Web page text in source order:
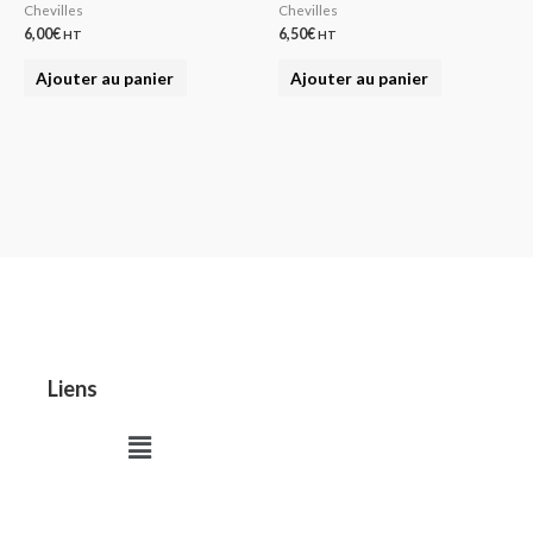
Chevilles
6,00€HT
Ajouter au panier
Chevilles
6,50€HT
Ajouter au panier
Liens
Menu